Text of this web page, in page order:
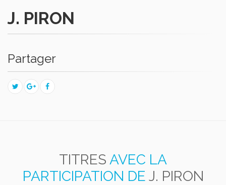
J. PIRON
Partager
TITRES AVEC LA
PARTICIPATION DE J. PIRON